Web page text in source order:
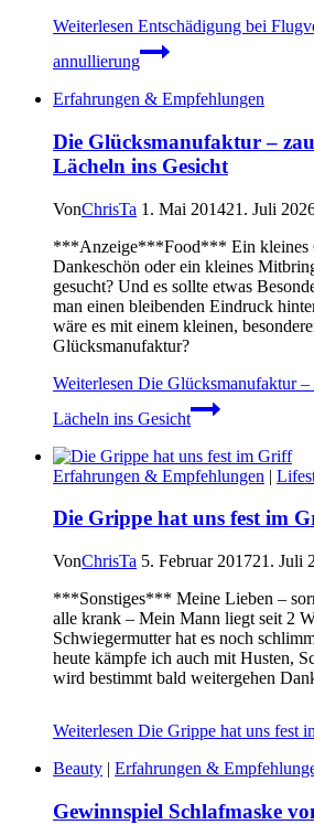
Weiterlesen Entschädigung bei
annullierung
Erfahrungen & Empfehlungen
Die Glücksmanufaktur –
Lächeln ins Gesicht
VonChrisTa 1. Mai 201421. Juli
***Anzeige***Food*** Ein kleines
Dankeschön oder ein kleines
gesucht? Und es sollte etwas
man einen bleibenden Eindruck
wäre es mit einem kleinen,
Glücksmanufaktur?
Weiterlesen Die Glücksmanufaktur –
Lächeln ins Gesicht
Erfahrungen & Empfehlungen |
Die Grippe hat uns fest im
VonChrisTa 5. Februar 201721. Juli
***Sonstiges*** Meine Lieben –
alle krank – Mein Mann liegt seit 2
Schwiegermutter hat es noch
heute kämpfe ich auch mit Husten,
wird bestimmt bald weitergehen
Weiterlesen Die Grippe hat uns fest
Beauty | Erfahrungen &
Gewinnspiel Schlafmaske